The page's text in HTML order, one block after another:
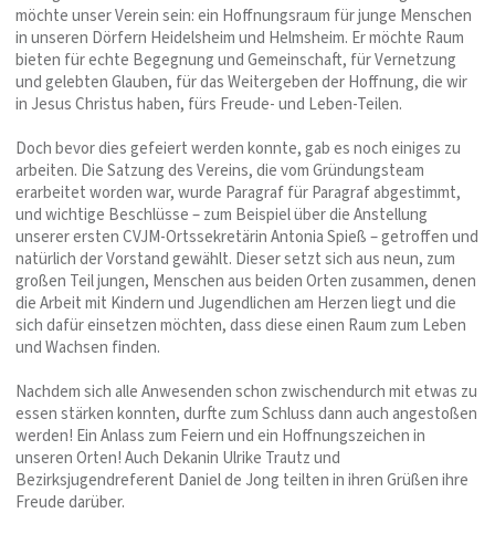
möchte unser Verein sein: ein Hoffnungsraum für junge Menschen
in unseren Dörfern Heidelsheim und Helmsheim. Er möchte Raum
bieten für echte Begegnung und Gemeinschaft, für Vernetzung
und gelebten Glauben, für das Weitergeben der Hoffnung, die wir
in Jesus Christus haben, fürs Freude- und Leben-Teilen.
Doch bevor dies gefeiert werden konnte, gab es noch einiges zu
arbeiten. Die Satzung des Vereins, die vom Gründungsteam
erarbeitet worden war, wurde Paragraf für Paragraf abgestimmt,
und wichtige Beschlüsse – zum Beispiel über die Anstellung
unserer ersten CVJM-Ortssekretärin Antonia Spieß – getroffen und
natürlich der Vorstand gewählt. Dieser setzt sich aus neun, zum
großen Teil jungen, Menschen aus beiden Orten zusammen, denen
die Arbeit mit Kindern und Jugendlichen am Herzen liegt und die
sich dafür einsetzen möchten, dass diese einen Raum zum Leben
und Wachsen finden.
Nachdem sich alle Anwesenden schon zwischendurch mit etwas zu
essen stärken konnten, durfte zum Schluss dann auch angestoßen
werden! Ein Anlass zum Feiern und ein Hoffnungszeichen in
unseren Orten! Auch Dekanin Ulrike Trautz und
Bezirksjugendreferent Daniel de Jong teilten in ihren Grüßen ihre
Freude darüber.